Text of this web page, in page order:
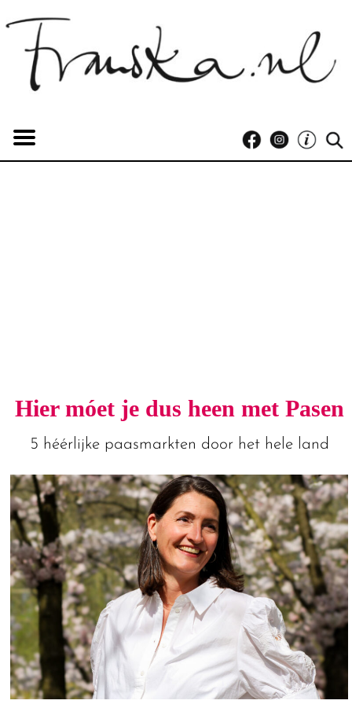
Hier móet je dus heen met Pasen
5 héérlijke paasmarkten door het hele land